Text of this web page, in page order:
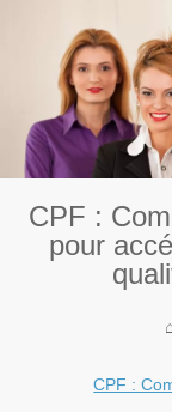
CPF :
pour
CPF :